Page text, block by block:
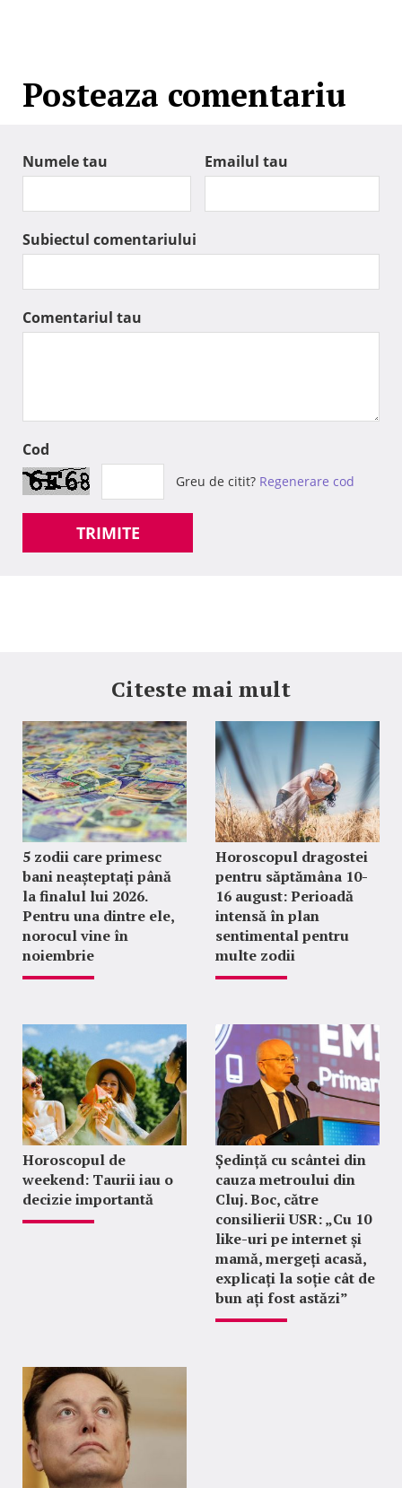
Posteaza comentariu
Numele tau Emailul tau
Subiectul comentariului
Comentariul tau
Cod
Greu de citit? Regenerare cod
TRIMITE
Citeste mai mult
5 zodii care primesc
bani neașteptați până
la finalul lui 2026.
Pentru una dintre ele,
norocul vine în
noiembrie
Horoscopul dragostei
pentru săptămâna 10-
16 august: Perioadă
intensă în plan
sentimental pentru
multe zodii
Horoscopul de
weekend: Taurii iau o
decizie importantă
Ședință cu scântei din
cauza metroului din
Cluj. Boc, către
consilierii USR: „Cu 10
like-uri pe internet și
mamă, mergeți acasă,
explicați la soție cât de
bun ați fost astăzi”